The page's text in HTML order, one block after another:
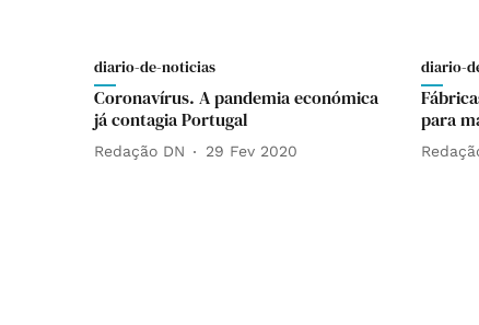
diario-de-noticias
Coronavírus. A pandemia económica
já contagia Portugal
Redação DN 29 Fev 2020
diario-
para